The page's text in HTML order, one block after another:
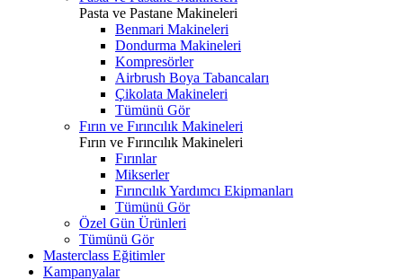
Pasta ve Pastane Makineleri
Benmari Makineleri
Dondurma Makineleri
Kompresörler
Airbrush Boya Tabancaları
Çikolata Makineleri
Tümünü Gör
Fırın ve Fırıncılık Makineleri
Fırın ve Fırıncılık Makineleri
Fırınlar
Mikserler
Fırıncılık Yardımcı Ekipmanları
Tümünü Gör
Özel Gün Ürünleri
Tümünü Gör
Masterclass Eğitimler
Kampanyalar